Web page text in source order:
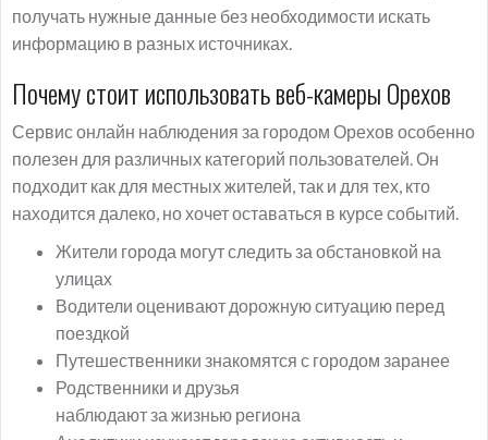
получать нужные данные без необходимости искать
информацию в разных источниках.
Почему стоит использовать веб-камеры Орехов
Сервис онлайн наблюдения за городом Орехов особенно
полезен для различных категорий пользователей. Он
подходит как для местных жителей, так и для тех, кто
находится далеко, но хочет оставаться в курсе событий.
Жители города могут следить за обстановкой на
улицах
Водители оценивают дорожную ситуацию перед
поездкой
Путешественники знакомятся с городом заранее
Родственники и друзья
наблюдают за жизнью региона